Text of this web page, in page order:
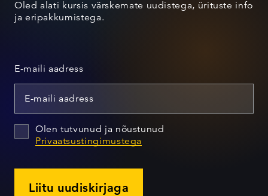
Oled alati kursis värskemate uudistega, ürituste info
ja eripakkumistega.
E-maili aadress
Olen tutvunud ja nõustunud
Privaatsustingimustega
Liitu uudiskirjaga